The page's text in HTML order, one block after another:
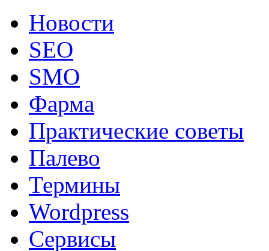
Новости
SEO
SMO
Фарма
Практические советы
Палево
Термины
Wordpress
Сервисы